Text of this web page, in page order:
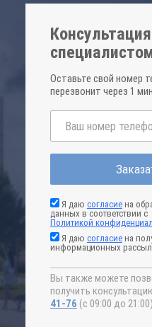
Оставьте свой номер
перезвонит через 1
Я даю согласиена
данных в соответствии с
Политикой
Я даю согласиена
информационных
Вы также можете
получить
41-76 (с 09:00 до 21:00)